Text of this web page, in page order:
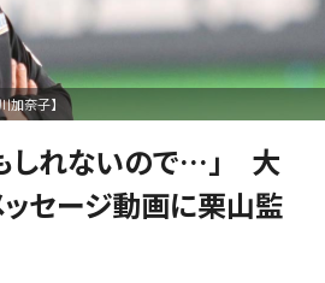
加奈子】
しれないので…」 大
セージ動画に栗山監